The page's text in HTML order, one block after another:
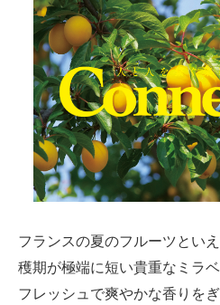
フランスの夏のフルーツとい
穫期が極端に短い貴重なミラ
フレッシュで爽やかな香りを